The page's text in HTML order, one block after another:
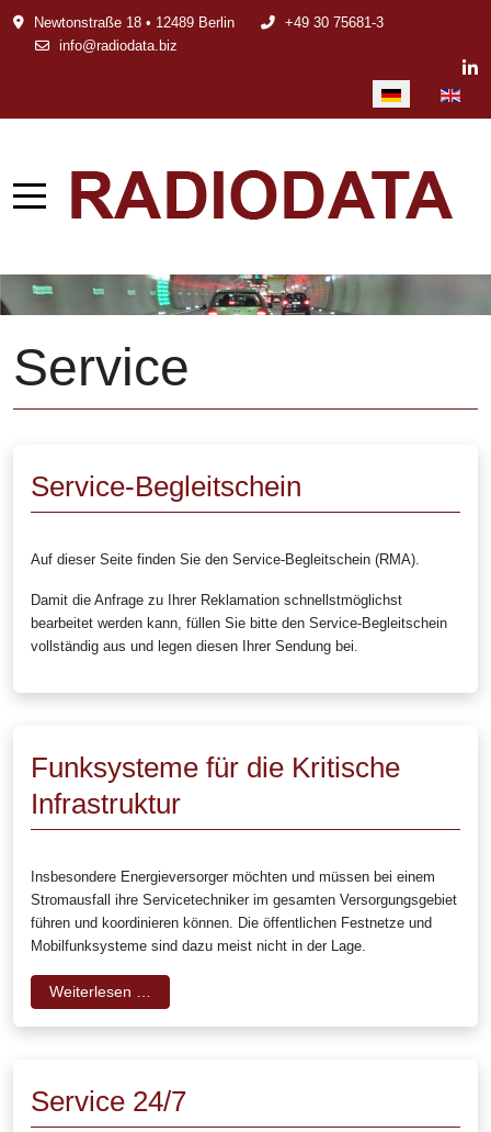
Newtonstraße 18 • 12489 Berlin
+49 30 75681-3
info@radiodata.biz
Sprache auswählen
Service
Service-Begleitschein
Auf dieser Seite finden Sie den Service-Begleitschein (RMA).
Damit die Anfrage zu Ihrer Reklamation schnellstmöglichst
bearbeitet werden kann, füllen Sie bitte den Service-Begleitschein
vollständig aus und legen diesen Ihrer Sendung bei.
Funksysteme für die Kritische
Infrastruktur
Insbesondere Energieversorger möchten und müssen bei einem
Stromausfall ihre Servicetechniker im gesamten Versorgungsgebiet
führen und koordinieren können. Die öffentlichen Festnetze und
Mobilfunksysteme sind dazu meist nicht in der Lage.
Weiterlesen …
Service 24/7